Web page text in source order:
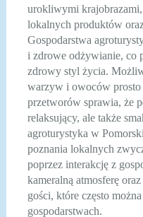
urokliwymi krajobrazami,
lokalnych produktów
Gospodarstwa
i zdrowe odżywianie, co
zdrowy styl życia.
warzyw i owoców
przetworów sprawia, że
relaksujący, ale także
agroturystyka w
poznania lokalnych
poprzez interakcję z
kameralną atmosferę
gości, które często
gospodarstwach.